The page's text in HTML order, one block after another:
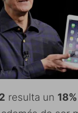
resulta un